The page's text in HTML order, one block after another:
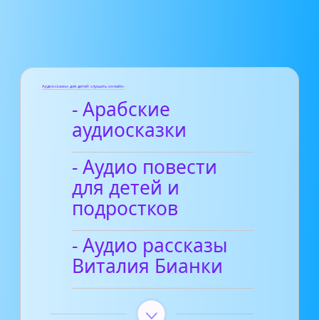
Аудиосказки для детей слушать онлайн
- Арабские
аудиосказки
- Аудио повести
для детей и
подростков
- Аудио рассказы
Виталия Бианки